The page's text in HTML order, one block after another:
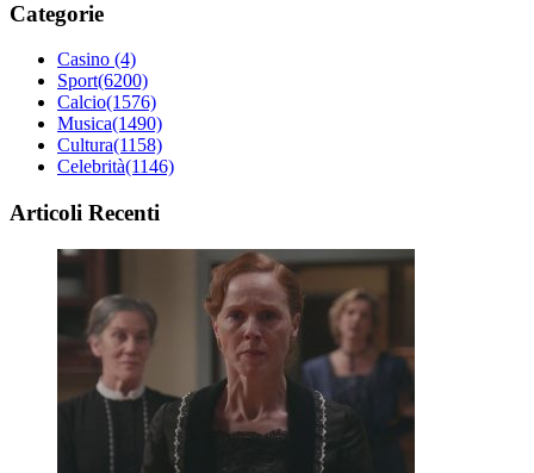
Categorie
Casino (4)
Sport(6200)
Calcio(1576)
Musica(1490)
Cultura(1158)
Celebrità(1146)
Articoli Recenti